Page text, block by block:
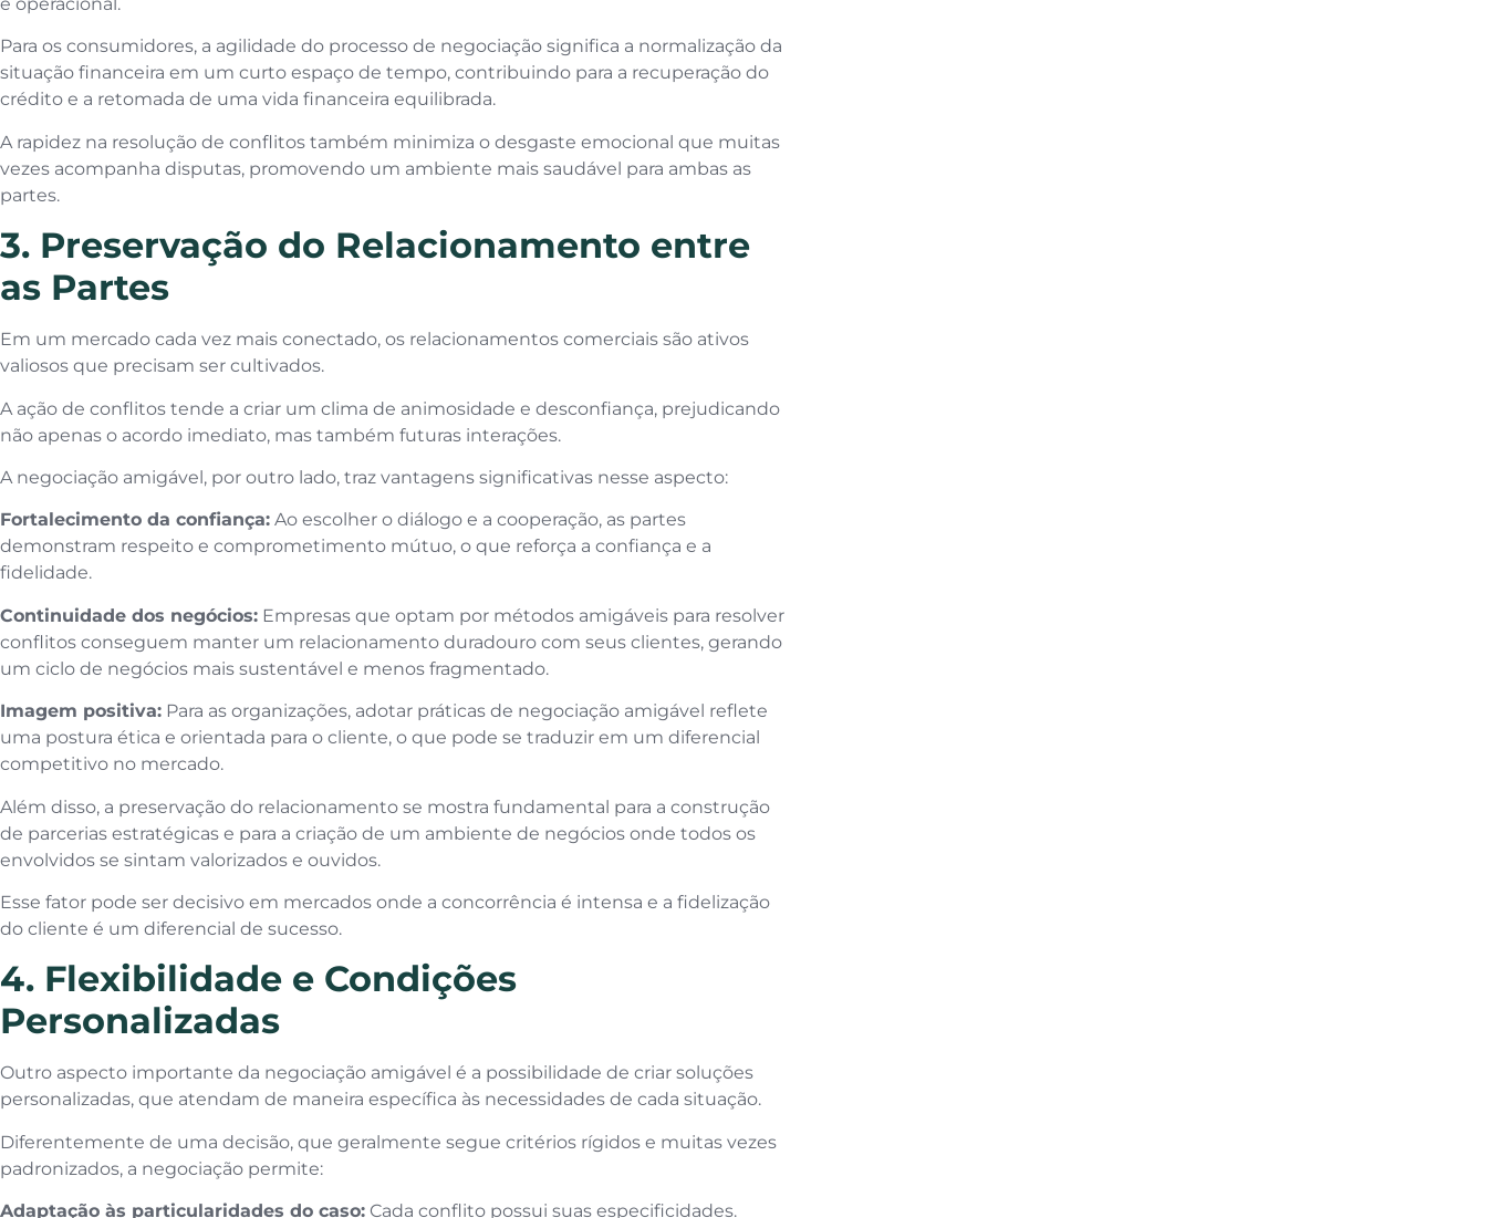
Para os consumidores, a agilidade do processo de negociação significa a normalização da
situação financeira em um curto espaço de tempo, contribuindo para a recuperação do
crédito e a retomada de uma vida financeira equilibrada.
A rapidez na resolução de conflitos também minimiza o desgaste emocional que muitas
vezes acompanha disputas, promovendo um ambiente mais saudável para ambas as
partes.
3. Preservação do Relacionamento entre
as Partes
Em um mercado cada vez mais conectado, os relacionamentos comerciais são ativos
valiosos que precisam ser cultivados.
A ação de conflitos tende a criar um clima de animosidade e desconfiança, prejudicando
não apenas o acordo imediato, mas também futuras interações.
A negociação amigável, por outro lado, traz vantagens significativas nesse aspecto:
Fortalecimento da confiança: Ao escolher o diálogo e a cooperação, as partes
demonstram respeito e comprometimento mútuo, o que reforça a confiança e a
fidelidade.
Continuidade dos negócios: Empresas que optam por métodos amigáveis para resolver
conflitos conseguem manter um relacionamento duradouro com seus clientes, gerando
um ciclo de negócios mais sustentável e menos fragmentado.
Imagem positiva: Para as organizações, adotar práticas de negociação amigável reflete
uma postura ética e orientada para o cliente, o que pode se traduzir em um diferencial
competitivo no mercado.
Além disso, a preservação do relacionamento se mostra fundamental para a construção
de parcerias estratégicas e para a criação de um ambiente de negócios onde todos os
envolvidos se sintam valorizados e ouvidos.
Esse fator pode ser decisivo em mercados onde a concorrência é intensa e a fidelização
do cliente é um diferencial de sucesso.
4. Flexibilidade e Condições
Personalizadas
Outro aspecto importante da negociação amigável é a possibilidade de criar soluções
personalizadas, que atendam de maneira específica às necessidades de cada situação.
Diferentemente de uma decisão, que geralmente segue critérios rígidos e muitas vezes
padronizados, a negociação permite:
Adaptação às particularidades do caso: Cada conflito possui suas especificidades.